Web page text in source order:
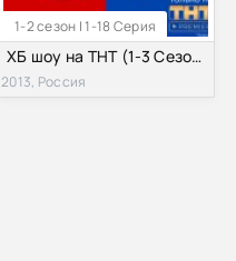
1-2 сезон | 1-18 Серия
ХБ шоу на ТНТ (1-3 Сезон) 2020
2013, Россия